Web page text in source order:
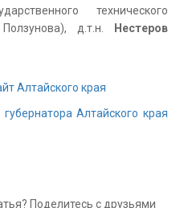
технического
д.т.н.
Нестеров
Алтайского края
Алтайского края
Поделитесь с друзьями